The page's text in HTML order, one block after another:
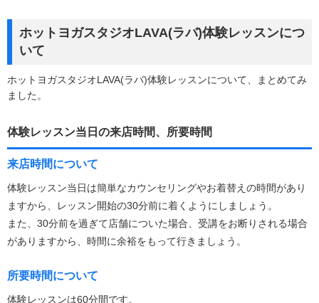
ホットヨガスタジオLAVA(ラバ)体験レッスンにつ
いて
ホットヨガスタジオLAVA(ラバ)体験レッスンについて、まとめてみ
ました。
体験レッスン当日の来店時間、所要時間
来店時間について
体験レッスン当日は簡単なカウンセリングやお着替えの時間があり
ますから、レッスン開始の30分前に着くようにしましょう。
また、30分前を過ぎて店舗についた場合、受講をお断りされる場合
がありますから、時間に余裕をもって行きましょう。
所要時間について
体験レッスンは60分間です。